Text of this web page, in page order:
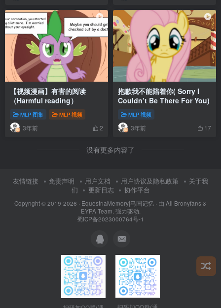
【视频漫画】有害的阅读
（Harmful reading）
MLP 图集 MLP 视频
3年前 2
抱歉我不能陪着你( Sorry I
Couldn’t Be There For You)
MLP 视频
3年前 17
没有更多内容了
友情链接 免责声明 用户文档 用户协议及隐私政策
关于我
们
更新日志 协作平台
Copyright © 2019-2026 · EquestriaMemory|马国记忆 · 由 All Bronyfans &
EYPA Team. 强力驱动.
蜀ICP备2023000764号-1